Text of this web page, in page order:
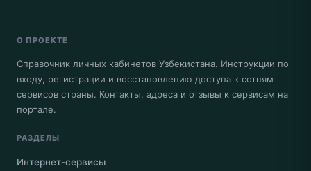
О ПРОЕКТЕ
Справочник личных кабинетов Узбекистана. Инструкции по
входу, регистрации и восстановлению доступа к сотням
сервисов страны. Контакты, адреса и отзывы к сервисам на
портале.
РАЗДЕЛЫ
Интернет-сервисы